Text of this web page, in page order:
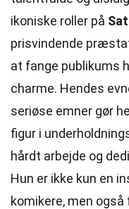
ikoniske roller på
prisvindende
at fange publikums
charme. Hendes
seriøse emner gør
figur i
hårdt arbejde og
Hun er ikke kun en
komikere, men